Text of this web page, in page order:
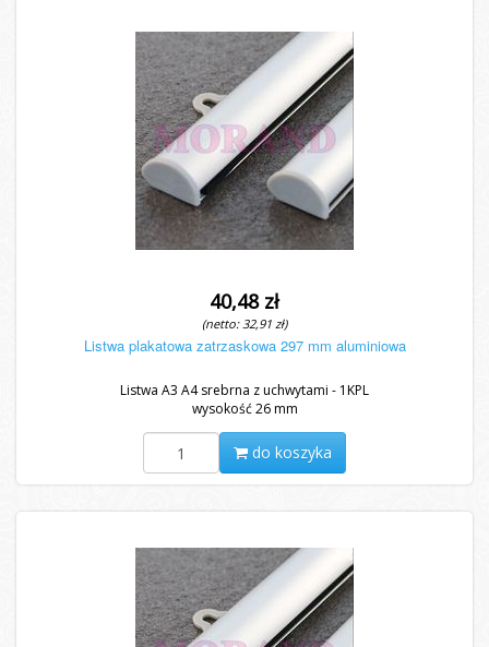
40,48 zł
(netto: 32,91 zł)
Listwa plakatowa zatrzaskowa 297 mm aluminiowa
Listwa A3 A4 srebrna z uchwytami - 1KPL
wysokość 26 mm
do koszyka